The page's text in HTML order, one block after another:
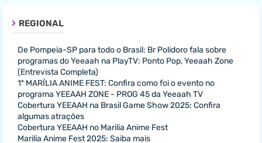
REGIONAL
De Pompeia-SP para todo o Brasil: Br Polidoro fala sobre
programas do Yeeaah na PlayTV: Ponto Pop, Yeeaah Zone
(Entrevista Completa)
1º MARÍLIA ANIME FEST: Confira como foi o evento no
programa YEEAAH ZONE - PROG 45 da Yeeaah TV
Cobertura YEEAAH na Brasil Game Show 2025: Confira
algumas atrações
Cobertura YEEAAH no Marilia Anime Fest
Marilia Anime Fest 2025: Saiba mais